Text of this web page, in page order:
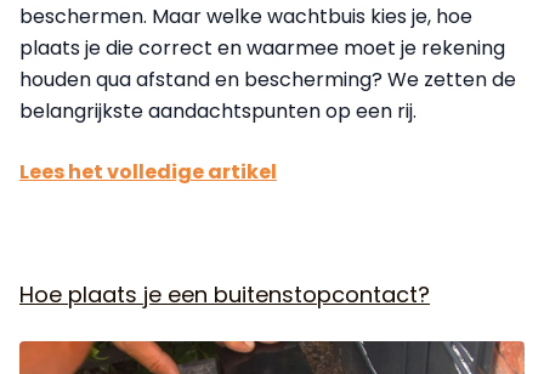
beschermen. Maar welke wachtbuis kies je, hoe
plaats je die correct en waarmee moet je rekening
houden qua afstand en bescherming? We zetten de
belangrijkste aandachtspunten op een rij.
Lees het volledige artikel
Hoe plaats je een buitenstopcontact?